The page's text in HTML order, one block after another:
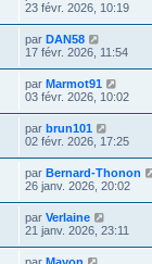
23 févr. 2026, 10:19
par DAN58
17 févr. 2026, 11:54
par Marmot91
03 févr. 2026, 10:02
par brun101
02 févr. 2026, 17:25
par Bernard-Thonon
26 janv. 2026, 20:02
par Verlaine
21 janv. 2026, 23:11